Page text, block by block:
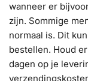
wanneer er
zijn. Sommige
normaal is. Dit
bestellen. Houd
dagen op je